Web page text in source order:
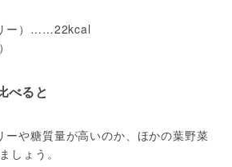
ー）……22kcal
べると
ーや糖質量が高いのか、ほかの葉野菜
しょう。